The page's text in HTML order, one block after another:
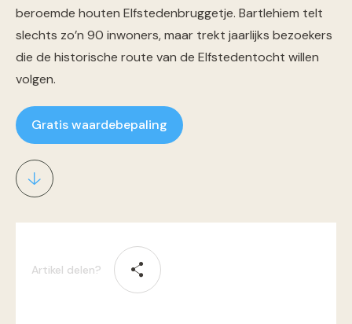
beroemde houten Elfstedenbruggetje. Bartlehiem telt
slechts zo’n 90 inwoners, maar trekt jaarlijks bezoekers
die de historische route van de Elfstedentocht willen
volgen.
Gratis waardebepaling
Artikel delen?